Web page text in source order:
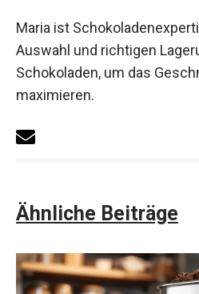
Maria ist
Auswahl und richtigen
Schokoladen, um das
maximieren.
Ähnliche Beiträge